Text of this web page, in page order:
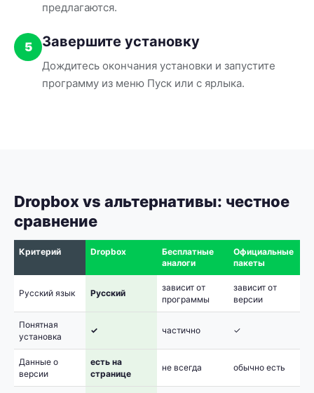
предлагаются.
5 Завершите установку
Дождитесь окончания установки и запустите
программу из меню Пуск или с ярлыка.
Dropbox vs альтернативы: честное
сравнение
Критерий Dropbox
Бесплатные
аналоги
Официальные
пакеты
Русский язык Русский
зависит от
программы
зависит от
версии
Понятная
установка
✓ частично ✓
Данные о
версии
есть на
странице
не всегда обычно есть